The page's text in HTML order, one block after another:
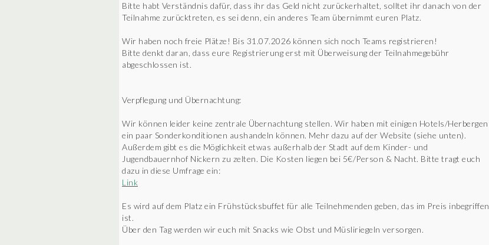
Bitte habt Verständnis dafür, dass ihr das Geld nicht zurückerhaltet, solltet ihr danach von der
Teilnahme zurücktreten, es sei denn, ein anderes Team übernimmt euren Platz.
Wir haben noch freie Plätze! Bis 31.07.2026 können sich noch Teams registrieren!
Bitte denkt daran, dass eure Registrierung erst mit Überweisung der Teilnahmegebühr
abgeschlossen ist.
Verpflegung und Übernachtung:
Wir können leider keine zentrale Übernachtung stellen. Wir haben mit einigen Hotels/Herbergen
ein paar Sonderkonditionen aushandeln können. Mehr dazu auf der Website (siehe unten).
Außerdem gibt es die Möglichkeit etwas außerhalb der Stadt auf dem Kinder- und
Jugendbauernhof Nickern zu zelten. Die Kosten liegen bei 5€/Person & Nacht. Bitte tragt euch
dazu in diese Umfrage ein:
Link
Es wird auf dem Platz ein Frühstücksbuffet für alle Teilnehmenden geben, das im Preis inbegriffen
ist.
Über den Tag werden wir euch mit Snacks wie Obst und Müsliriegeln versorgen.